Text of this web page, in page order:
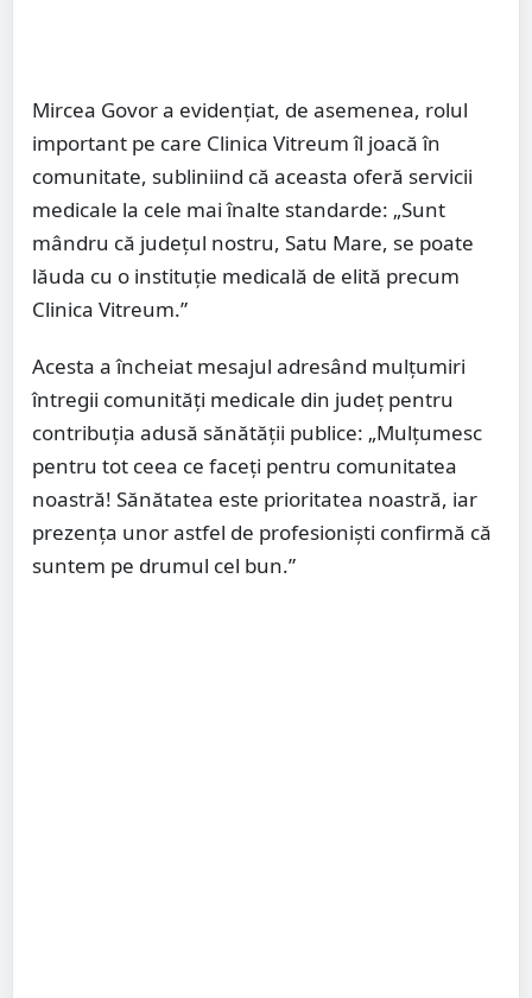
Mircea Govor a evidențiat, de asemenea, rolul
important pe care Clinica Vitreum îl joacă în
comunitate, subliniind că aceasta oferă servicii
medicale la cele mai înalte standarde: „Sunt
mândru că județul nostru, Satu Mare, se poate
lăuda cu o instituție medicală de elită precum
Clinica Vitreum.”
Acesta a încheiat mesajul adresând mulțumiri
întregii comunități medicale din județ pentru
contribuția adusă sănătății publice: „Mulțumesc
pentru tot ceea ce faceți pentru comunitatea
noastră! Sănătatea este prioritatea noastră, iar
prezența unor astfel de profesioniști confirmă că
suntem pe drumul cel bun.”